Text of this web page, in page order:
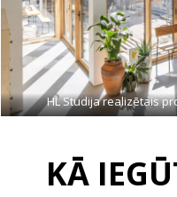
HL Studija realizētais
KĀ